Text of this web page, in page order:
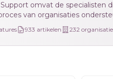
Support omvat de specialisten
van organisaties
933 artikelen 232